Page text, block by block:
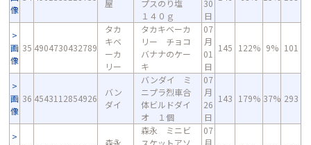
像
屋
プスのり塩
１４０ｇ
30
日
画
像
35 4904730432789
タカ
キベ
ーカ
リー
タカキベーカ
リー チョコ
バナナのケー
キ
07
月
01
日
145 122% 9% 101
画
像
36 4543112854926
バン
ダイ
バンダイ ミ
ニプラ烈車合
体ビルドダイ
オ １個
07
月
26
日
143 179% 37% 293
森永
森永 ミニビ
スケットアソ
07
月